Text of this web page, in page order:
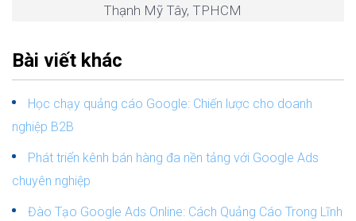
Thạnh Mỹ Tây, TPHCM
Bài viết khác
Học chạy quảng cáo Google: Chiến lược cho doanh
nghiệp B2B
Phát triển kênh bán hàng đa nền tảng với Google Ads
chuyên nghiệp
Đào Tạo Google Ads Online: Cách Quảng Cáo Trong Lĩnh